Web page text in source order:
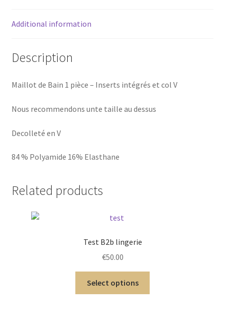
Additional information
Description
Maillot de Bain 1 pièce – Inserts intégrés et col V
Nous recommendons unte taille au dessus
Decolleté en V
84 % Polyamide 16% Elasthane
Related products
Test B2b lingerie
€50.00
Select options